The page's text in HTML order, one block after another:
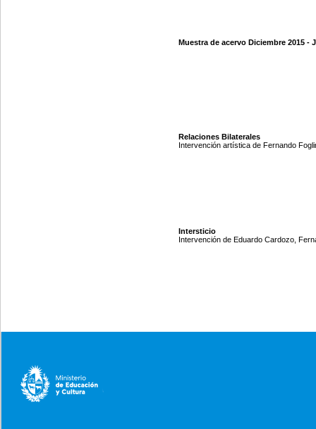
Muestra de acervo Diciembre 2015 -
Relaciones Bilaterales
Intervención artística de Fernando
Intersticio
Intervención de Eduardo Cardozo,